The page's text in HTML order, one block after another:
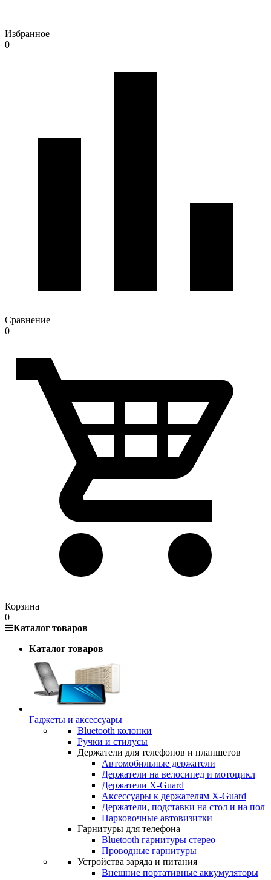
Избранное
0
Сравнение
0
Корзина
0
Каталог товаров
Каталог товаров
Гаджеты и аксессуары
Bluetooth колонки
Ручки и стилусы
Держатели для телефонов и планшетов
Автомобильные держатели
Держатели на велосипед и мотоцикл
Держатели X-Guard
Аксессуары к держателям X-Guard
Держатели, подставки на стол и на пол
Парковочные автовизитки
Гарнитуры для телефона
Bluetooth гарнитуры стерео
Проводные гарнитуры
Устройства заряда и питания
Внешние портативные аккумуляторы